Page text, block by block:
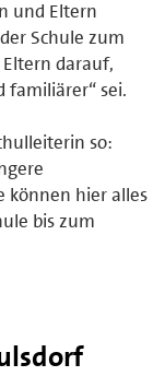
und Eltern
Schule zum
darauf,
familiärer“ sei.
so:
können hier alles
bis zum